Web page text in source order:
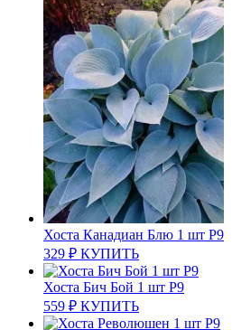
Хоста Канадиан Блю 1 шт Р9
329 ₽ КУПИТЬ
Хоста Бич Бой 1 шт Р9
559 ₽ КУПИТЬ